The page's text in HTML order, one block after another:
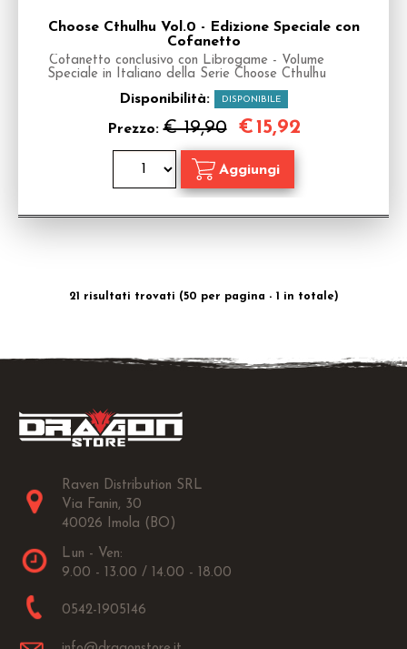
Choose Cthulhu Vol.0 - Edizione Speciale con
Cofanetto
Cofanetto conclusivo con Librogame - Volume
Speciale in Italiano della Serie Choose Cthulhu
Disponibilità: DISPONIBILE
Prezzo:€ 19,90 €15,92
21 risultati trovati (50 per pagina - 1 in totale)
Raven Distribution SRL
Via Fanin, 30
40026 Imola (BO)
Lun - Ven:
9.00 - 13.00 / 14.00 - 18.00
0542-1905146